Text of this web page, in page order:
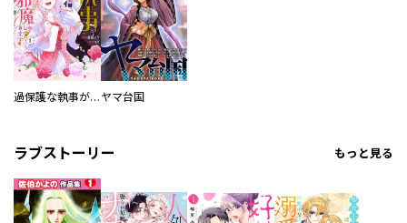
過保護な執事が私の婚活を邪魔してきます！ ヤマ台国
ラブストーリー もっと見る